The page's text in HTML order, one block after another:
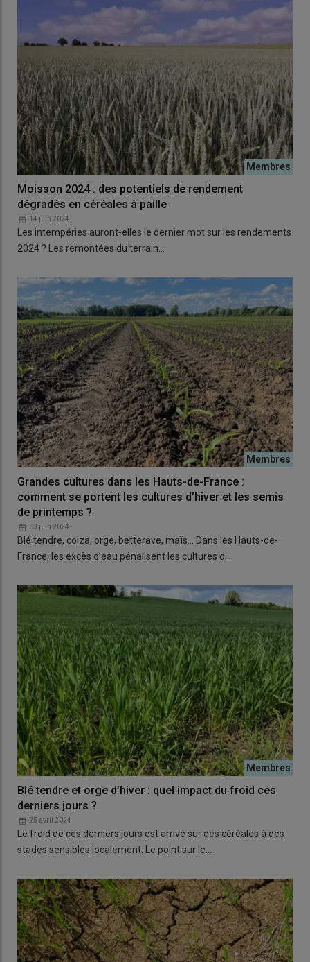
Moisson 2024 : des potentiels de rendement
dégradés en céréales à paille
14 juin 2024
Les intempéries auront-elles le dernier mot sur les rendements
2024 ? Les remontées du terrain…
Grandes cultures dans les Hauts-de-France :
comment se portent les cultures d’hiver et les semis
de printemps ?
03 juin 2024
Blé tendre, colza, orge, betterave, maïs… Dans les Hauts-de-
France, les excès d’eau pénalisent les cultures d…
Blé tendre et orge d’hiver : quel impact du froid ces
derniers jours ?
25 avril 2024
Le froid de ces derniers jours est arrivé sur des céréales à des
stades sensibles localement. Le point sur le…